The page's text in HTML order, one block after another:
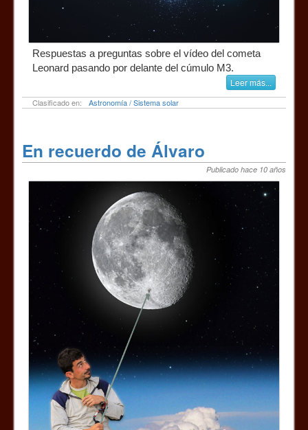
Respuestas a preguntas sobre el vídeo del cometa
Leonard pasando por delante del cúmulo M3.
Leer más...
Clasificado en: Astronomía / Sistema solar
En recuerdo de Álvaro
Publicado hace 10 años